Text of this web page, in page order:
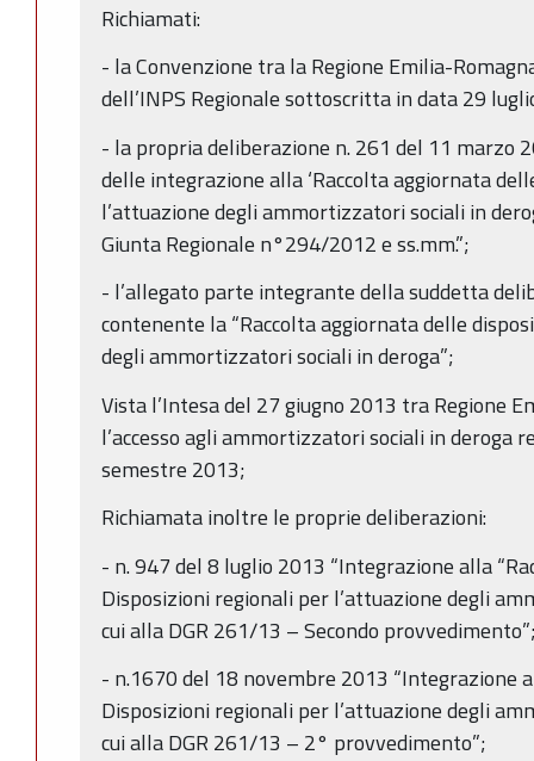
Richiamati:
- la Convenzione tra la Regione Emilia-
dell’INPS Regionale sottoscritta in data 29
- la propria deliberazione n. 261 del 11 marzo
delle integrazione alla ‘Raccolta aggiornata
l’attuazione degli ammortizzatori sociali in
Giunta Regionale n°294/2012 e ss.mm.”;
- l’allegato parte integrante della suddetta
contenente la “Raccolta aggiornata delle
degli ammortizzatori sociali in deroga”;
Vista l’Intesa del 27 giugno 2013 tra Regione
l’accesso agli ammortizzatori sociali in deroga
semestre 2013;
Richiamata inoltre le proprie deliberazioni:
- n. 947 del 8 luglio 2013 “Integrazione alla
Disposizioni regionali per l’attuazione degli
cui alla DGR 261/13 – Secondo
- n.1670 del 18 novembre 2013 “Integrazione
Disposizioni regionali per l’attuazione degli
cui alla DGR 261/13 – 2° provvedimento”;